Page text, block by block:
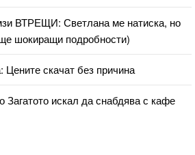
ВТРЕЩИ: Светлана ме натиска, но
шокиращи подробности)
Цените скачат без причина
искал да снабдява с кафе